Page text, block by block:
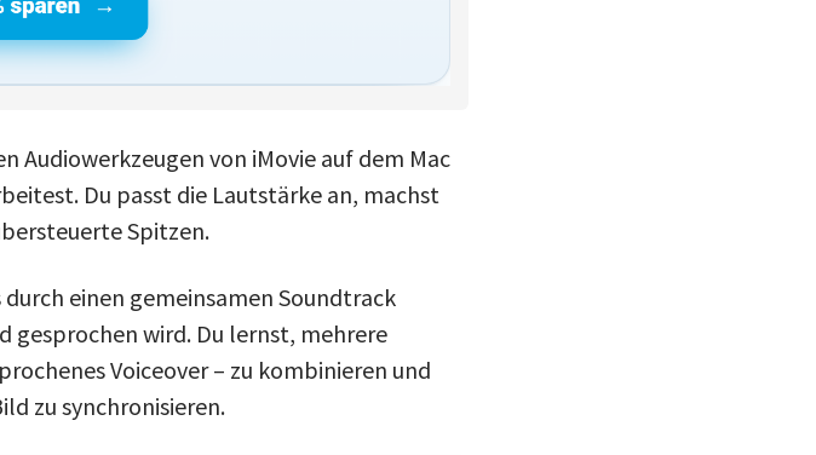
Audiowerkzeugen von iMovie auf dem Mac
Du passt die Lautstärke an, machst
Spitzen.
einen gemeinsamen Soundtrack
gesprochen wird. Du lernst, mehrere
Voiceover – zu kombinieren und
zu synchronisieren.